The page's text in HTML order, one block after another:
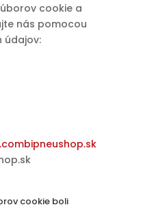
cookie a
nás pomocou
údajov:
cookie boli